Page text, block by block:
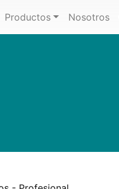
(actual)
Productos Nosotros